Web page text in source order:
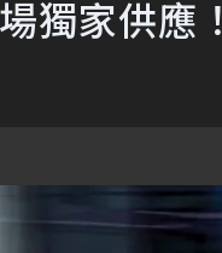
獨家供應！